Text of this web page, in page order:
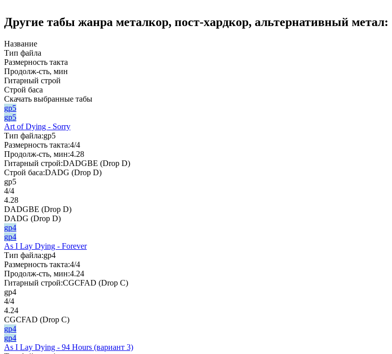
Другие табы жанра металкор, пост-хардкор, альтернативный метал:
Название
Тип файла
Размерность такта
Продолж-сть, мин
Гитарный строй
Строй баса
Скачать выбранные табы
gp5
gp5
Art of Dying - Sorry
Тип файла:gp5
Размерность такта:4/4
Продолж-сть, мин:4.28
Гитарный строй:DADGBE (Drop D)
Строй баса:DADG (Drop D)
gp5
4/4
4.28
DADGBE (Drop D)
DADG (Drop D)
gp4
gp4
As I Lay Dying - Forever
Тип файла:gp4
Размерность такта:4/4
Продолж-сть, мин:4.24
Гитарный строй:CGCFAD (Drop C)
gp4
4/4
4.24
CGCFAD (Drop C)
gp4
gp4
As I Lay Dying - 94 Hours (вариант 3)